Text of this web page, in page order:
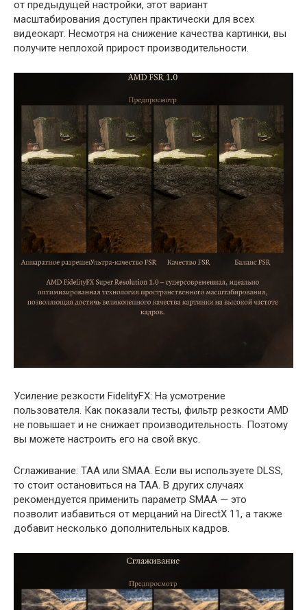
от предыдущей настройки, этот вариант
масштабирования доступен практически для всех
видеокарт. Несмотря на снижение качества картинки, вы
получите неплохой прирост производительности.
Усиление резкости FidelityFX: На усмотрение
пользователя. Как показали тесты, фильтр резкости AMD
не повышает и не снижает производительность. Поэтому
вы можете настроить его на свой вкус.
Сглаживание: TAA или SMAA. Если вы используете DLSS,
то стоит остановиться на TAA. В других случаях
рекомендуется применить параметр SMAA — это
позволит избавиться от мерцаний на DirectX 11, а также
добавит несколько дополнительных кадров.